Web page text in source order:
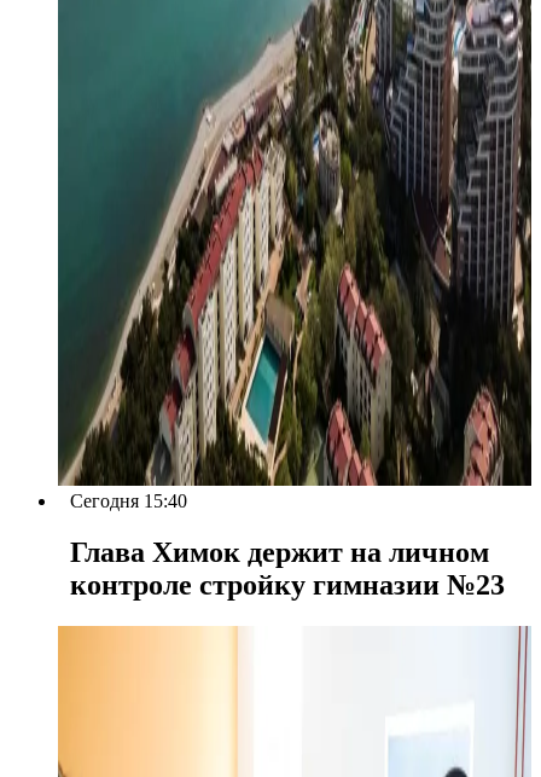
Сегодня 15:40
Глава Химок держит на личном
контроле стройку гимназии №23